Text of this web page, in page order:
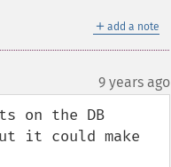
＋ add a note
9 years ago
on the DB
it could make